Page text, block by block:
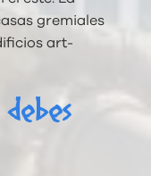
gremiales
art-